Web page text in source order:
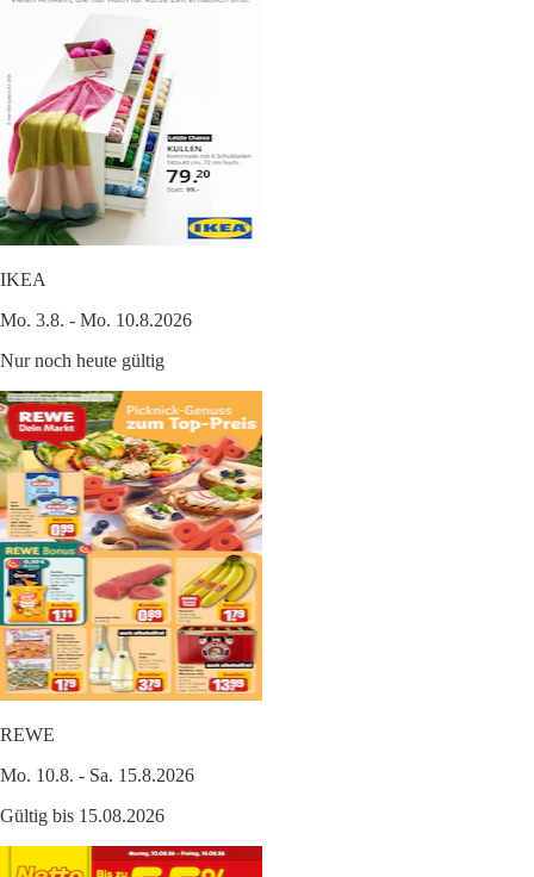
IKEA
Mo. 3.8. - Mo. 10.8.2026
Nur noch heute gültig
REWE
Mo. 10.8. - Sa. 15.8.2026
Gültig bis 15.08.2026